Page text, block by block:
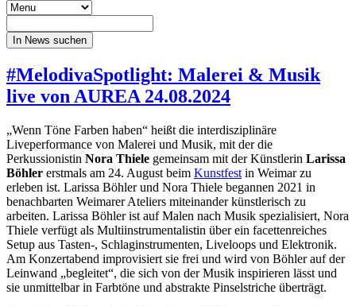
In News suchen
#MelodivaSpotlight: Malerei & Musik
live von AUREA 24.08.2024
„Wenn Töne Farben haben“ heißt die interdisziplinäre
Liveperformance von Malerei und Musik, mit der die
Perkussionistin Nora Thiele gemeinsam mit der Künstlerin Larissa
Böhler erstmals am 24. August beim Kunstfest in Weimar zu
erleben ist. Larissa Böhler und Nora Thiele begannen 2021 in
benachbarten Weimarer Ateliers miteinander künstlerisch zu
arbeiten. Larissa Böhler ist auf Malen nach Musik spezialisiert, Nora
Thiele verfügt als Multiinstrumentalistin über ein facettenreiches
Setup aus Tasten-, Schlaginstrumenten, Liveloops und Elektronik.
Am Konzertabend improvisiert sie frei und wird von Böhler auf der
Leinwand „begleitet“, die sich von der Musik inspirieren lässt und
sie unmittelbar in Farbtöne und abstrakte Pinselstriche überträgt.